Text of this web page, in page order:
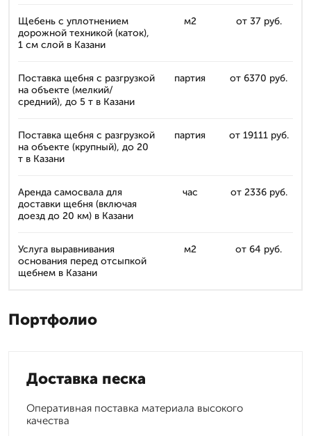
Щебень с уплотнением
дорожной техникой (каток),
1 см слой в Казани
м2 от 37 руб.
Поставка щебня с разгрузкой
на объекте (мелкий/
средний), до 5 т в Казани
партия от 6370 руб.
Поставка щебня с разгрузкой
на объекте (крупный), до 20
т в Казани
партия от 19111 руб.
Аренда самосвала для
доставки щебня (включая
доезд до 20 км) в Казани
час от 2336 руб.
Услуга выравнивания
основания перед отсыпкой
щебнем в Казани
м2 от 64 руб.
Портфолио
Доставка песка
Оперативная поставка материала высокого
качества